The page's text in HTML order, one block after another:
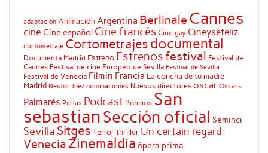
adaptación AnimaciónArgentina Berlinale Cannes
cine Cine español Cine francés Cine gay Cineysefeliz
cortometraje Cortometrajes documental
Documenta Madrid Estreno Estrenos festival Festival de
Cannes Festival de cine Europeo de Sevilla Festival de Sevilla
Festival de Venecia Filmin Francia La concha de tu madre
Madrid Nestor Juez nominaciones Nuevos directores oscar Oscars
Palmarés Perlas Podcast Premios San
sebastianSección oficial Seminci
Sevilla Sitges Terrorthriller Un certain regard
Venecia Zinemaldia ópera prima